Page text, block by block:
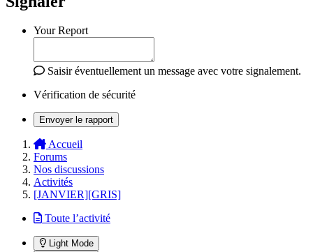
Your Report
Saisir éventuellement un message avec votre signalement.
Vérification de sécurité
Envoyer le rapport
Accueil
Forums
Nos discussions
Activités
[JANVIER][GRIS]
Toute l’activité
Light Mode